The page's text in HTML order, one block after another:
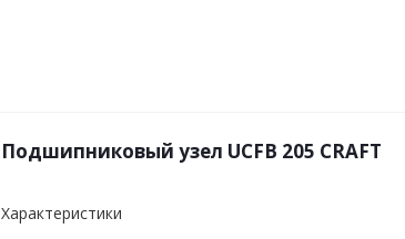
Подшипниковый узел UCFB 205 CRAFT
Характеристики